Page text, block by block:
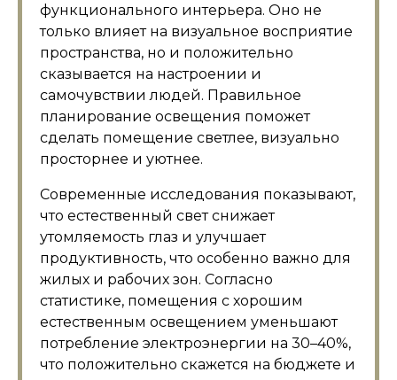
функционального интерьера. Оно не
только влияет на визуальное восприятие
пространства, но и положительно
сказывается на настроении и
самочувствии людей. Правильное
планирование освещения поможет
сделать помещение светлее, визуально
просторнее и уютнее.
Современные исследования показывают,
что естественный свет снижает
утомляемость глаз и улучшает
продуктивность, что особенно важно для
жилых и рабочих зон. Согласно
статистике, помещения с хорошим
естественным освещением уменьшают
потребление электроэнергии на 30–40%,
что положительно скажется на бюджете и